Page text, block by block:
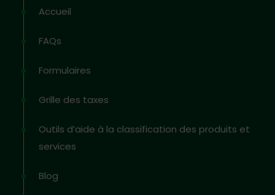
Accueil
FAQs
Formulaires
Grille des taxes
Outils d’aide à la classification des produits et
services
Blog